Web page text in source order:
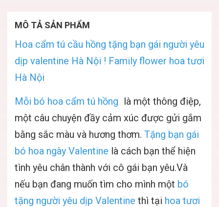
MÔ TẢ SẢN PHẨM
Hoa cẩm tú cầu hồng tặng bạn gái người yêu
dịp valentine Hà Nội ! Family flower hoa tươi
Hà Nội
Mỗi bó hoa cẩm tú hồng là một thông điệp,
một câu chuyện đầy cảm xúc được gửi gắm
bằng sắc màu và hương thơm. Tặng bạn gái
bó hoa ngày Valentine là cách bạn thể hiện
tình yêu chân thành với cô gái bạn yêu.Và
nếu bạn đang muốn tìm cho mình một bó
tặng người yêu dịp Valentine thì tại hoa tươi